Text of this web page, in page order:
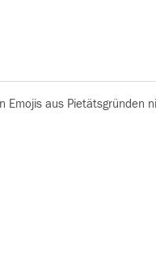
Emojis aus Pietätsgründen